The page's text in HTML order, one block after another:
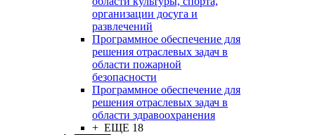
организации досуга и
развлечений
Программное обеспечение для
решения отраслевых задач в
области пожарной
безопасности
Программное обеспечение для
решения отраслевых задач в
области здравоохранения
+ ЕЩЕ 18